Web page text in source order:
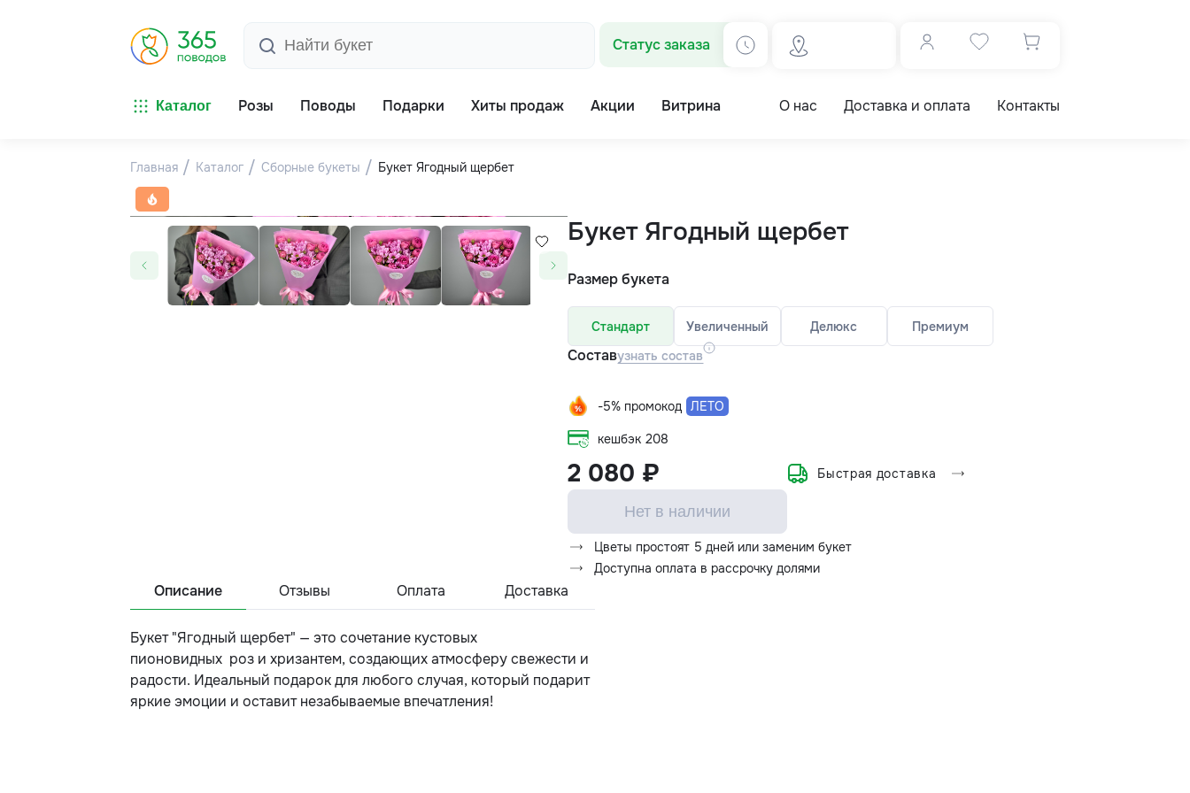
Статус заказа
Каталог Розы Поводы Подарки Хиты продаж Акции Витрина О нас Доставка и оплата Контакты
Главная Каталог Сборные букеты Букет Ягодный щербет
Букет Ягодный щербет
Размер букета
Стандарт Увеличенный Делюкс Премиум
Составузнать состав
-5% промокод ЛЕТО
кешбэк 208
2 080 ₽ Быстрая доставка
Нет в наличии
Цветы простоят 5 дней или заменим букет
Доступна оплата в рассрочку долями
Описание Отзывы Оплата Доставка
Букет "Ягодный щербет" — это сочетание кустовых
пионовидных роз и хризантем, создающих атмосферу свежести и
радости. Идеальный подарок для любого случая, который подарит
яркие эмоции и оставит незабываемые впечатления!